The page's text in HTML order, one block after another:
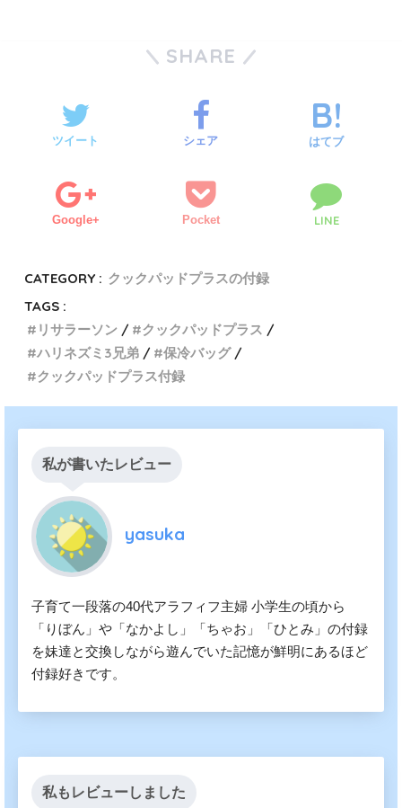
SHARE
ツイート シェア はてブ
Google+ Pocket LINE
CATEGORY : クックパッドプラスの付録
TAGS :
リサラーソン
クックパッドプラス
ハリネズミ3兄弟
保冷バッグ
クックパッドプラス付録
私が書いたレビュー
yasuka
子育て一段落の40代アラフィフ主婦 小学生の頃から
「りぼん」や「なかよし」「ちゃお」「ひとみ」の付録
を妹達と交換しながら遊んでいた記憶が鮮明にあるほど
付録好きです。
私もレビューしました